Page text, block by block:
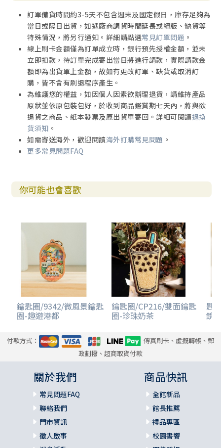
訂單備貨時間約3-5天不包含週末及國定假日，庫存足夠為
當日或隔日出貨，如遇廠商調貨時間延長或絕版、缺貨等
特殊情況，將另行通知。詳細請點選常見訂單問題 。
線上刷卡金額僅為訂單成立時，銀行預先授權金額，並未
立即扣款，待訂單完成寄出當日將進行請款，實際請款金
額即為出貨單上金額，故如有更改訂單、缺貨或取消訂
購，皆不會有刷退程序產生。
為維護您的權益，如因個人因素欲辦理退貨，請維持產品
原狀並依原包裝包好，於收到商品鑑賞期七天內，將與欲
退貨之商品、紙本發票及原出貨單寄回。詳細可閱讀退換
貨須知 。
如需寄送海外，歡迎閱讀海外訂購常見問題 。
更多常見問題FAQ
你可能也會喜歡
鑰匙圈/9342/微風景鑰匙
圈-趣遊港都
鑰匙圈/CP216/雙面鑰匙
圈-珍珠奶茶
匙
鏡-
付款方式：
傳真刷卡、虛擬轉帳、郵
政劃撥、超商取貨付款
關於我們
常見問題FAQ
聯絡我們
門市資訊
徵人啟事
商品快訊
全館新品
館長推薦
禮品專區
校園書饗